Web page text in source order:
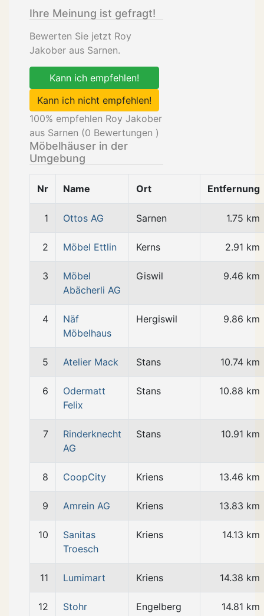
Ihre Meinung ist gefragt!
Bewerten Sie jetzt Roy
Jakober aus Sarnen.
Kann ich empfehlen!
Kann ich nicht empfehlen!
100% empfehlen Roy Jakober
aus Sarnen (0 Bewertungen )
Möbelhäuser in der
Umgebung
Nr Name Ort Entfernung
1 Ottos AG Sarnen 1.75 km
2 Möbel Ettlin Kerns 2.91 km
3
Möbel
Abächerli AG
Giswil 9.46 km
4
Näf
Möbelhaus
Hergiswil 9.86 km
5 Atelier Mack Stans 10.74 km
6
Odermatt
Felix
Stans 10.88 km
7
Rinderknecht
AG
Stans 10.91 km
8 CoopCity Kriens 13.46 km
9 Amrein AG Kriens 13.83 km
10
Sanitas
Troesch
Kriens 14.13 km
11 Lumimart Kriens 14.38 km
12 Stohr Engelberg 14.81 km